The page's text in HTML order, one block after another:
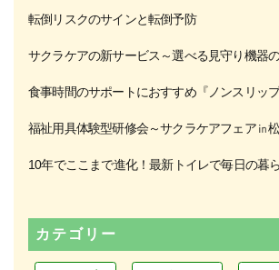
転倒リスクのサインと転倒予防
サクラケアの新サービス～選べる見守り機器
食事時間のサポートにおすすめ『ノンスリッ
福祉用具体験型研修会～サクラケアフェア㏌
10年でここまで進化！最新トイレで毎日の暮
カテゴリー